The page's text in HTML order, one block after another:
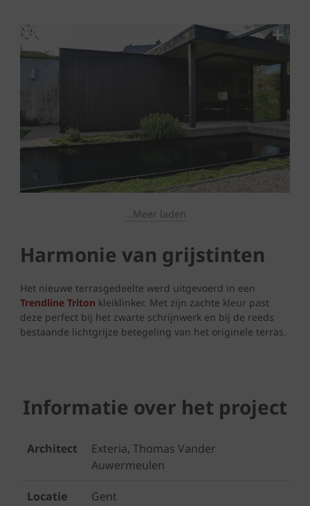
...Meer laden
Harmonie van grijstinten
Het nieuwe terrasgedeelte werd uitgevoerd in een
Trendline Triton kleiklinker. Met zijn zachte kleur past
deze perfect bij het zwarte schrijnwerk en bij de reeds
bestaande lichtgrijze betegeling van het originele terras.
Informatie over het project
Architect
Exteria, Thomas Vander
Auwermeulen
Locatie Gent